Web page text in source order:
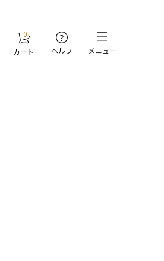
0
カート
?
ヘルプ メニュー